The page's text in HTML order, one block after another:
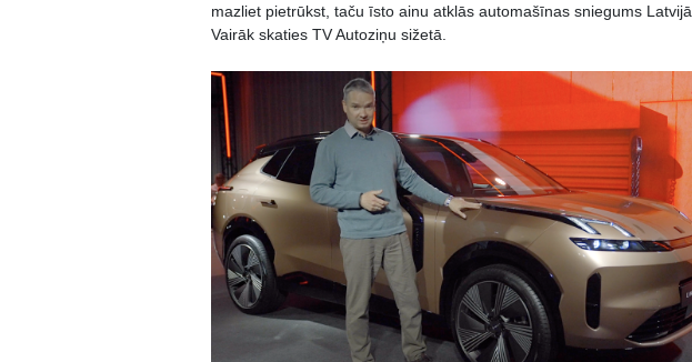
mazliet pietrūkst, taču īsto ainu atklās automašīnas sniegums Latvijā.
Vairāk skaties TV Autoziņu sižetā.